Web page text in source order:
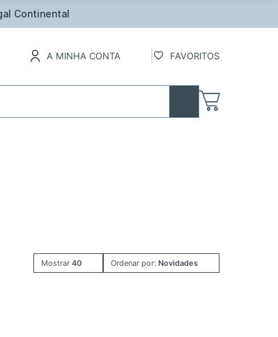
A MINHA CONTA FAVORITOS
Mostrar 40 Ordenar por: Novidades